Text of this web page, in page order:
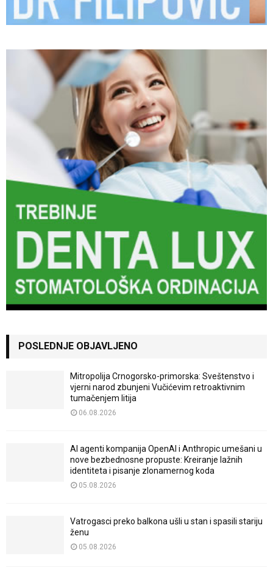
POSLEDNJE OBJAVLJENO
Mitropolija Crnogorsko-primorska: Sveštenstvo i
vjerni narod zbunjeni Vučićevim retroaktivnim
tumačenjem litija
06.08.2026
AI agenti kompanija OpenAI i Anthropic umešani u
nove bezbednosne propuste: Kreiranje lažnih
identiteta i pisanje zlonamernog koda
05.08.2026
Vatrogasci preko balkona ušli u stan i spasili stariju
ženu
05.08.2026